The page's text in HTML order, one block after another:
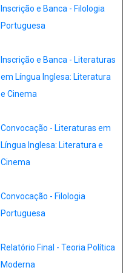
Inscrição e Banca - Filologia
Portuguesa
Inscrição e Banca - Literaturas
em Língua Inglesa: Literatura
e Cinema
Convocação - Literaturas em
Língua Inglesa: Literatura e
Cinema
Convocação - Filologia
Portuguesa
Relatório Final - Teoria Política
Moderna